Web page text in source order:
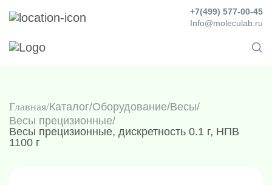
Info@moleculab.ru
+7(499) 577-00-45
Главная Каталог/Оборудование/Весы/
Весы прецизионные/
Весы прецизионные, дискретность 0.1 г, НПВ
1100 г